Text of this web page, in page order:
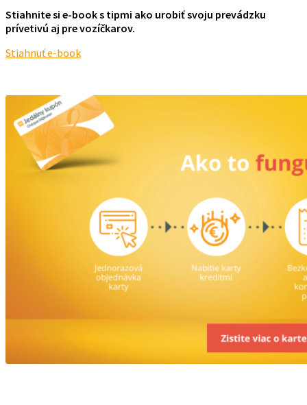
Stiahnite si e-book s tipmi ako urobiť svoju prevádzku
prívetivú aj pre vozíčkarov.
Stiahnuť e-book